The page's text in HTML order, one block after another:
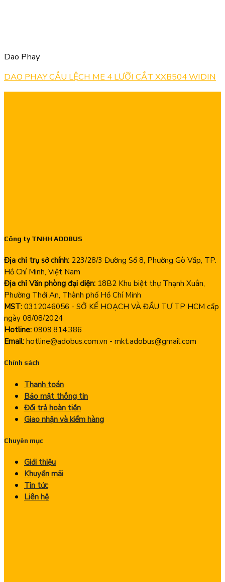
Dao Phay
DAO PHAY CẦU LỆCH ME 4 LƯỠI CẮT XXB504 WIDIN
Công ty TNHH ADOBUS
Địa chỉ trụ sở chính: 223/28/3 Đường Số 8, Phường Gò Vấp, TP.
Hồ Chí Minh, Việt Nam
Địa chỉ Văn phòng đại diện: 18B2 Khu biệt thự Thạnh Xuân,
Phường Thới An, Thành phố Hồ Chí Minh
MST: 0312046056 - SỞ KẾ HOẠCH VÀ ĐẦU TƯ TP HCM cấp
ngày 08/08/2024
Hotline: 0909.814.386
Email: hotline@adobus.com.vn - mkt.adobus@gmail.com
Chính sách
Thanh toán
Bảo mật thông tin
Đổi trả hoàn tiền
Giao nhận và kiểm hàng
Chuyên mục
Giới thiệu
Khuyến mãi
Tin tức
Liên hệ